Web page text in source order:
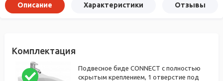
Описание Характеристики Отзывы
Комплектация
Подвесное биде CONNECT с полностью
скрытым креплением, 1 отверстие под